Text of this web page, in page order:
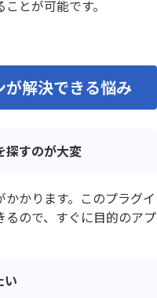
とが可能です。
が解決できる悩み
探すのが大変
かります。このプラグイ
ので、すぐに目的のアプ
い